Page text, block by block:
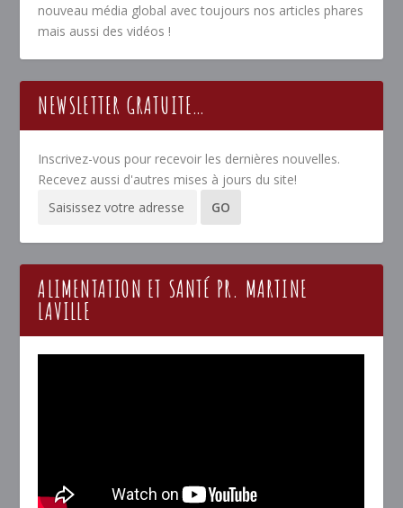
nouveau média global avec toujours nos articles phares
mais aussi des vidéos !
NEWSLETTER GRATUITE…
Inscrivez-vous pour recevoir les dernières nouvelles.
Recevez aussi d'autres mises à jours du site!
ALIMENTATION ET SANTÉ PR. MARTINE
LAVILLE